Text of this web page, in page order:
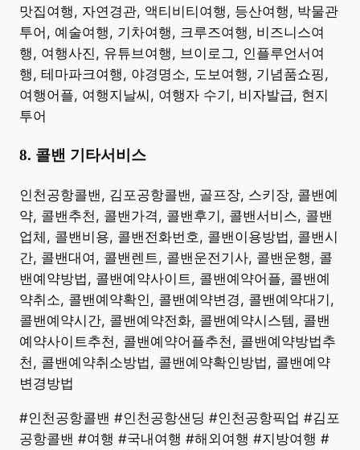
맛집여행, 자연경관, 액티비티여행, 등산여행, 박물관
투어, 예술여행, 기차여행, 크루즈여행, 비즈니스여
행, 여행사진, 유튜브여행, 브이로그, 인플루언서여
행, 테마파크여행, 야경명소, 도보여행, 기념품쇼핑,
여행어플, 여행지날씨, 여행자 수기, 비자발급, 현지
투어 ​
8. 콜밴 기타서비스
​인천공항콜밴, 김포공항콜밴, 골프장, 스키장, 콜밴예
약, 콜밴추천, 콜밴가격, 콜밴후기, 콜밴서비스, 콜밴
업체, 콜밴비용, 콜밴전화번호, 콜밴이용방법, 콜밴시
간, 콜밴대여, 콜밴렌트, 콜밴운전기사, 콜밴운행, 콜
밴예약방법, 콜밴예약사이트, 콜밴예약어플, 콜밴예
약취소, 콜밴예약확인, 콜밴예약변경, 콜밴예약대기,
콜밴예약시간, 콜밴예약전화, 콜밴예약시스템, 콜밴
예약사이트추천, 콜밴예약어플추천, 콜밴예약방법추
천, 콜밴예약취소방법, 콜밴예약확인방법, 콜밴예약
변경방법
#인천공항콜밴 #인천공항샌딩 #인천공항픽업 #김포
공항콜밴 #여행 #국내여행 #해외여행 #지방여행 #